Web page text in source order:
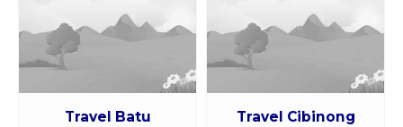
Travel Batu
Travel Cibinong